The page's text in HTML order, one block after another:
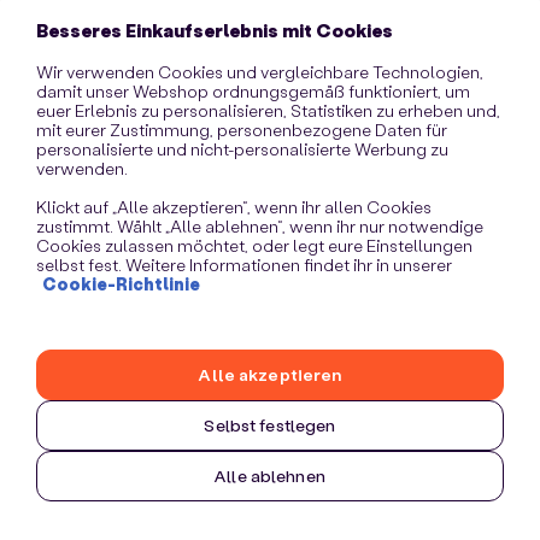
information).
Besseres Einkaufserlebnis mit Cookies
Wir verwenden Cookies und vergleichbare Technologien,
damit unser Webshop ordnungsgemäß funktioniert, um
euer Erlebnis zu personalisieren, Statistiken zu erheben und,
mit eurer Zustimmung, personenbezogene Daten für
personalisierte und nicht-personalisierte Werbung zu
verwenden.
Klickt auf „Alle akzeptieren“, wenn ihr allen Cookies
zustimmt. Wählt „Alle ablehnen“, wenn ihr nur notwendige
Cookies zulassen möchtet, oder legt eure Einstellungen
selbst fest. Weitere Informationen findet ihr in unserer
Cookie-Richtlinie
Selbst festlegen
Alle ablehnen
Alle akzeptieren